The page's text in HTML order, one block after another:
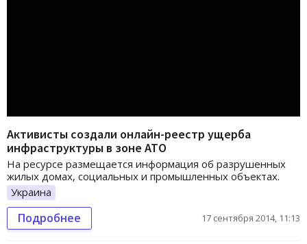
Активисты создали онлайн-реестр ущерба
инфраструктуры в зоне АТО
На ресурсе размещается информация об разрушенных
жилых домах, социальных и промышленных объектах.
Украина
Подробнее 17 сентября 2014, 11:13